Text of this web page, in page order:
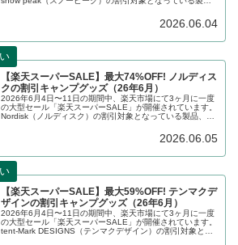
2026.06.04
【楽天スーパーSALE】最大74%OFF! ノルディス
クの割引キャンプグッズ（26年6月）
2026年6月4日〜11日の期間中、楽天市場にて3ヶ月に一度
の大型セール「楽天スーパーSALE」が開催されています。
Nordisk（ノルディスク）の割引対象となっている製品、販
2026.06.05
【楽天スーパーSALE】最大59%OFF! テンマクデ
ザインの割引キャンプグッズ（26年6月）
2026年6月4日〜11日の期間中、楽天市場にて3ヶ月に一度
の大型セール「楽天スーパーSALE」が開催されています。
tent-Mark DESIGNS（テンマクデザイン）の割引対象とな